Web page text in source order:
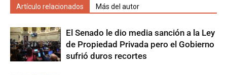
Artículo relacionados Más del autor
El Senado le dio media sanción a la Ley
de Propiedad Privada pero el Gobierno
sufrió duros recortes